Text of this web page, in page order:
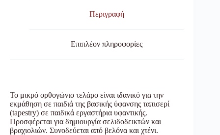
Περιγραφή
Επιπλέον πληροφορίες
Το μικρό ορθογώνιο τελάρο είναι ιδανικό για την
εκμάθηση σε παιδιά της βασικής ύφανσης ταπισερί
(tapestry) σε παιδικά εργαστήρια υφαντικής.
Προσφέρεται για δημιουργία σελιδοδεικτών και
βραχιολιών. Συνοδεύεται από βελόνα και χτένι.